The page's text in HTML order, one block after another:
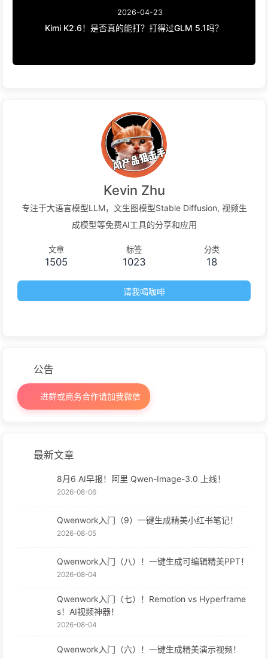
2026-04-23
Kimi K2.6！是否真的能打？打得过GLM 5.1吗？
Kevin Zhu
专注于大语言模型LLM，文生图模型Stable Diffusion, 视频生
成模型等免费AI工具的分享和应用
文章
1505
标签
1023
分类
18
请我喝咖啡
公告
进群或商务合作请加我微信
最新文章
8月6 AI早报！阿里 Qwen-Image-3.0 上线！
2026-08-06
Qwenwork入门（9）一键生成精美小红书笔记！
2026-08-05
Qwenwork入门（八）！一键生成可编辑精美PPT！
2026-08-04
Qwenwork入门（七）！Remotion vs Hyperframe
s！AI视频神器！
2026-08-04
Qwenwork入门（六）！一键生成精美演示视频！